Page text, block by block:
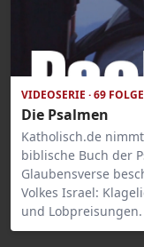
VIDEOSERIE · 69
Die Psalmen
Katholisch.de
biblische Buch der
Glaubensverse
Volkes Israel:
und Lobpreisungen.